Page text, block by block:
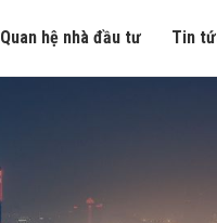
Quan hệ nhà đầu tư Tin